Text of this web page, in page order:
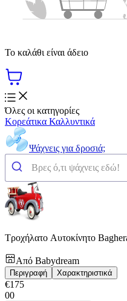
Το καλάθι είναι άδειο
Όλες οι κατηγορίες
Κορεάτικα Καλλυντικά
Ψάχνεις για δροσιά;
Τροχήλατο Aυτοκίνητο
Από Babydream
Περιγραφή Χαρακτηριστικά
€175
00